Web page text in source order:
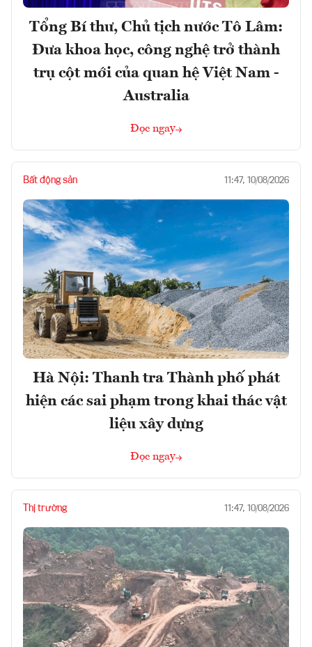
Tổng Bí thư, Chủ tịch nước Tô Lâm:
Đưa khoa học, công nghệ trở thành
trụ cột mới của quan hệ Việt Nam -
Australia
Đọc ngay
Bất động sản 11:47, 10/08/2026
Hà Nội: Thanh tra Thành phố phát
hiện các sai phạm trong khai thác vật
liệu xây dựng
Đọc ngay
Thị trường 11:47, 10/08/2026